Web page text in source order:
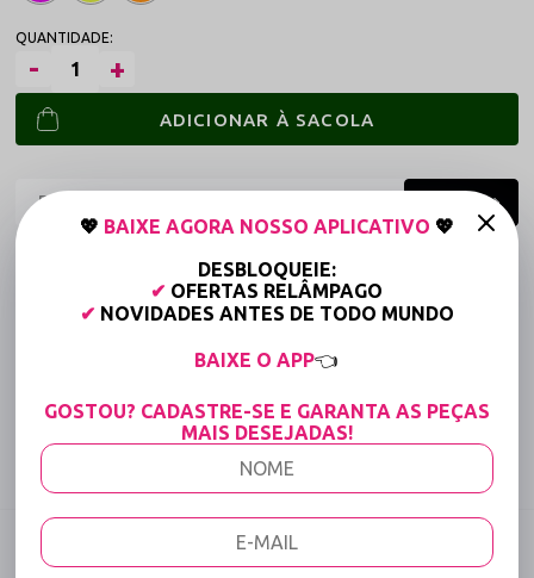
ADICIONAR À SACOLA
Frete grátis a partir de R$149,90 (Varejo)*
Até 6x Sem Juros (Varejo)
Tabela de medidas
Compartilhe:
DESCRIÇÃO COMPLETA
💖 BAIXE AGORA NOSSO APLICATIVO 💖
DESBLOQUEIE:
✔ OFERTAS RELÂMPAGO
✔ NOVIDADES ANTES DE TODO MUNDO
BAIXE O APP👈
GOSTOU? CADASTRE-SE E GARANTA AS PEÇAS
MAIS DESEJADAS!